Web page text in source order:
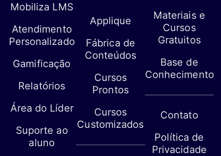
Mobiliza LMS
Atendimento
Personalizado
Gamificação
Relatórios
Área do Líder
Suporte ao
aluno
Applique
Fábrica de
Conteúdos
Cursos
Prontos
Cursos
Customizados
Materiais e
Cursos
Gratuitos
Base de
Conhecimento
Contato
Política de
Privacidade